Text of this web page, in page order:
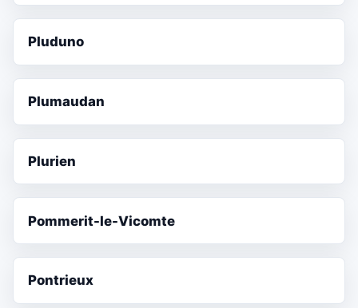
Pluduno
Plumaudan
Plurien
Pommerit-le-Vicomte
Pontrieux